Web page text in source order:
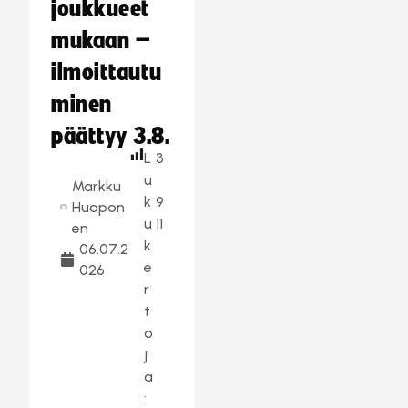
joukkueet
mukaan –
ilmoittautu
minen
päättyy 3.8.
Markku
Huopon
en
06.07.2
026
L
u
k
u
k
e
r
t
o
j
a
:
3
9
11